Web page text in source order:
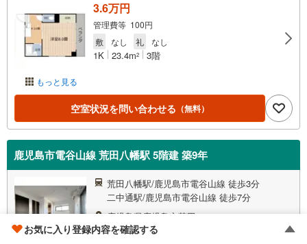
もっと見る
3.6万円
管理費等 100円
敷
なし 礼 なし
1K 23.4m2 3階
空室状況を問い合わせる （無料）
鹿児島市電谷山線 荒田八幡駅 5階建 築9年
荒田八幡駅/鹿児島市電谷山線 徒歩3分
二中通駅/鹿児島市電谷山線 徒歩7分
鹿児島県鹿児島市荒田1
築9年/地上5階建て/鉄筋コンクリート
お気に入り登録内容を確認する